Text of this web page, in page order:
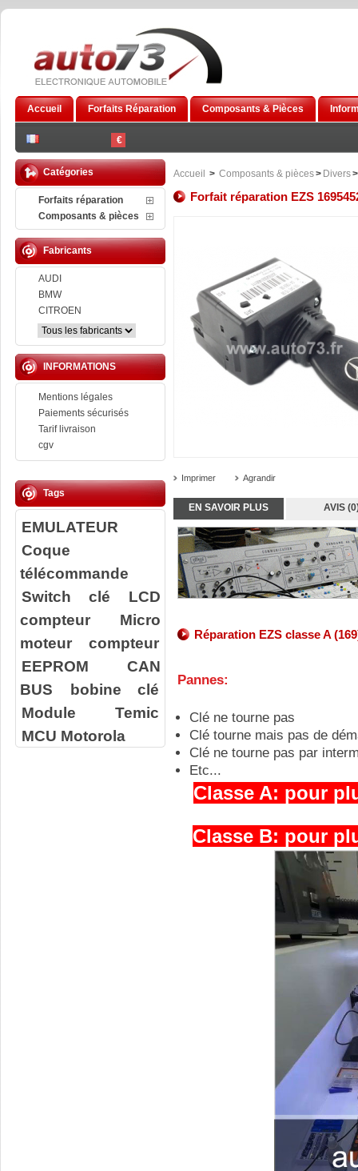
€
Accueil Forfaits Réparation Composants & Pièces
Catégories
Forfaits réparation
Composants & pièces
Fabricants
AUDI
BMW
CITROEN
INFORMATIONS
Mentions légales
Paiements sécurisés
Tarif livraison
cgv
Tags
EMULATEUR
Coque
télécommande
Switch clé
LCD
compteur
Micro
moteur compteur
EEPROM
CAN
BUS
bobine clé
Module Temic
MCU Motorola
Accueil > Composants & pièces> Divers>
Forfait réparation EZS
Imprimer Agrandir
EN SAVOIR PLUS AVIS
Réparation EZS classe A
Pannes:
Clé ne tourne pas
Clé tourne mais pas de
Clé ne tourne pas par
Etc...
Classe A: pour
Classe B: pour